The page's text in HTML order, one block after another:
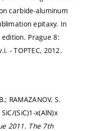
carbide-aluminum
epitaxy. In
Prague 8:
- TOPTEC, 2012.
RAMAZANOV, S.
(SiC)1-x(AlN)x
2011. The 7th